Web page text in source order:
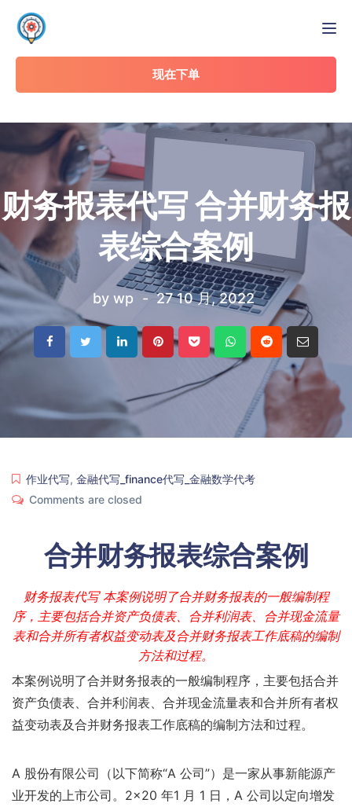
现在下单
财务报表代写 合并财务报
表综合案例
by wp 27 10 月, 2022
作业代写, 金融代写_finance代写_金融数学代考
Comments are closed
合并财务报表综合案例
财务报表代写 本案例说明了合并财务报表的一般编制程
序，主要包括合并资产负债表、合并利润表、合并现金流量
表和合并所有者权益变动表及合并财务报表工作底稿的编制
方法和过程。
本案例说明了合并财务报表的一般编制程序，主要包括合并
资产负债表、合并利润表、合并现金流量表和合并所有者权
益变动表及合并财务报表工作底稿的编制方法和过程。
A 股份有限公司（以下简称“A 公司”）是一家从事新能源产
业开发的上市公司。2×20 年1 月 1 日，A 公司以定向增发